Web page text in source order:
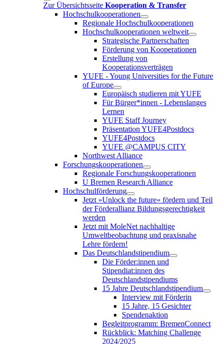
Zur Übersichtsseite Kooperation & Transfer
Hochschulkooperationen
Regionale Hochschulkooperationen
Hochschulkooperationen weltweit
Strategische Partnerschaften
Förderung von Kooperationen
Erstellung von
Kooperationsverträgen
YUFE - Young Universities for the Future
of Europe
Europäisch studieren mit YUFE
Für Bürger*innen - Lebenslanges
Lernen
YUFE Staff Journey
Präsentation YUFE4Postdocs
YUFE4Postdocs
YUFE @CAMPUS CITY
Northwest Alliance
Forschungskooperationen
Regionale Forschungskooperationen
U Bremen Research Alliance
Hochschulförderung
Jetzt »Unlock the future« fördern und Teil
der Förderallianz Bildungsgerechtigkeit
werden
Jetzt mit MoleNet nachhaltige
Umweltbeobachtung und praxisnahe
Lehre fördern!
Das Deutschlandstipendium
Die Förder:innen und
Stipendiat:innen des
Deutschlandstipendiums
15 Jahre Deutschlandstipendium
Interview mit Förderin
15 Jahre, 15 Gesichter
Spendenaktion
Begleitprogramm: BremenConnect
Rückblick: Matching Challenge
2024/2025